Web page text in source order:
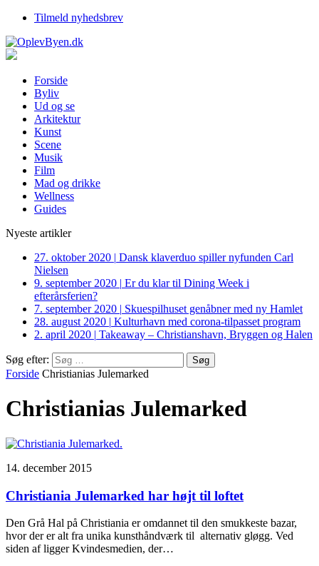
Tilmeld nyhedsbrev
Forside
Byliv
Ud og se
Arkitektur
Kunst
Scene
Musik
Film
Mad og drikke
Wellness
Guides
Nyeste artikler
27. oktober 2020 | Dansk klaverduo spiller nyfunden Carl
Nielsen
9. september 2020 | Er du klar til Dining Week i
efterårsferien?
7. september 2020 | Skuespilhuset genåbner med ny Hamlet
28. august 2020 | Kulturhavn med corona-tilpasset program
2. april 2020 | Takeaway – Christianshavn, Bryggen og Halen
Søg efter:
Forside Christianias Julemarked
Christianias Julemarked
14. december 2015
Christiania Julemarked har højt til loftet
Den Grå Hal på Christiania er omdannet til den smukkeste bazar,
hvor der er alt fra unika kunsthåndværk til alternativ gløgg. Ved
siden af ligger Kvindesmedien, der…